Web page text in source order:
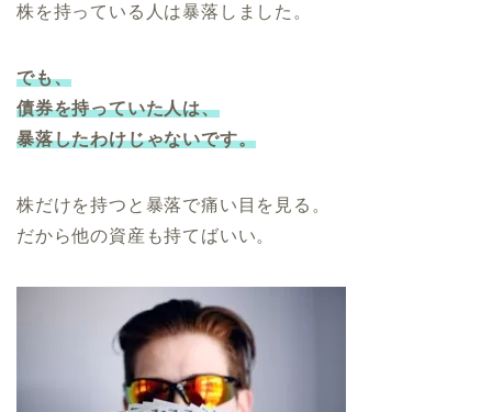
株を持っている人は暴落しました。
でも、
債券を持っていた人は、
暴落したわけじゃないです。
株だけを持つと暴落で痛い目を見る。
だから他の資産も持てばいい。